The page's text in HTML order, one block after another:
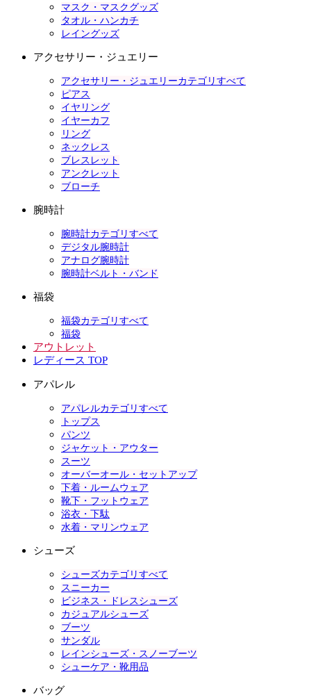
マスク・マスクグッズ
タオル・ハンカチ
レイングッズ
アクセサリー・ジュエリー
アクセサリー・ジュエリーカテゴリすべて
ピアス
イヤリング
イヤーカフ
リング
ネックレス
ブレスレット
アンクレット
ブローチ
腕時計
腕時計カテゴリすべて
デジタル腕時計
アナログ腕時計
腕時計ベルト・バンド
福袋
福袋カテゴリすべて
福袋
アウトレット
レディース TOP
アパレル
アパレルカテゴリすべて
トップス
パンツ
ジャケット・アウター
スーツ
オーバーオール・セットアップ
下着・ルームウェア
靴下・フットウェア
浴衣・下駄
水着・マリンウェア
シューズ
シューズカテゴリすべて
スニーカー
ビジネス・ドレスシューズ
カジュアルシューズ
ブーツ
サンダル
レインシューズ・スノーブーツ
シューケア・靴用品
バッグ